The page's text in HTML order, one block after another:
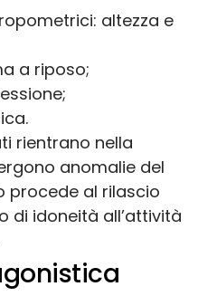
altezza e
a riposo;
rientrano nella
anomalie del
procede al rilascio
di idoneità all’attività